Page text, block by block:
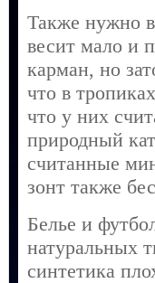
Также нужно
весит мало и
карман, но
что в
что у них
природный
считанные
зонт также
Белье и
натуральных
синтетика